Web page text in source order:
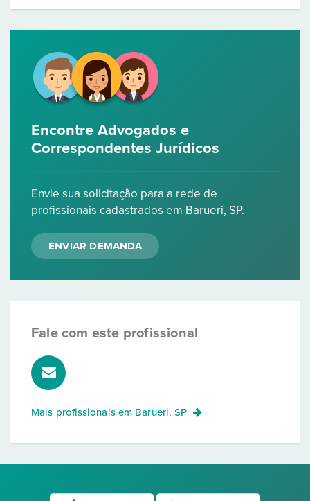
Encontre Advogados e
Correspondentes Jurídicos
Envie sua solicitação para a rede de
profissionais cadastrados em Barueri, SP.
ENVIAR DEMANDA
Fale com este profissional
Mais profissionais em Barueri, SP